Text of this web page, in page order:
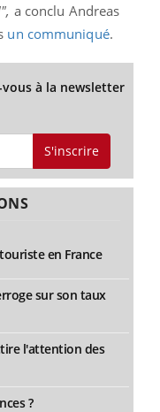
a conclu Andreas
un communiqué.
à la newsletter
S'inscrire
en France
sur son taux
l'attention des
?